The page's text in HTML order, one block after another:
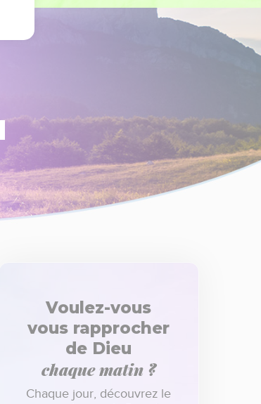
Voulez-vous
vous rapprocher
de Dieu
chaque matin ?
Chaque jour, découvrez le